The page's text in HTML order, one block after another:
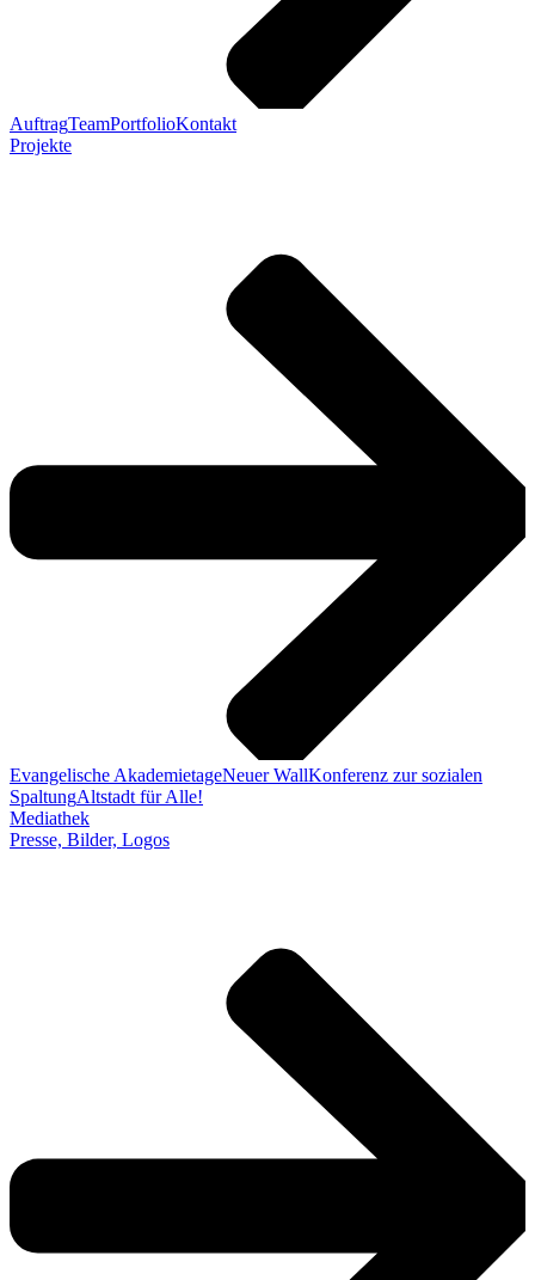
AuftragTeamPortfolioKontakt
Projekte
Evangelische AkademietageNeuer WallKonferenz zur sozialen
SpaltungAltstadt für Alle!
Mediathek
Presse, Bilder, Logos